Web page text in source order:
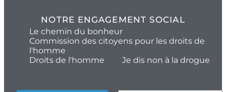
NOTRE ENGAGEMENT SOCIAL
Le chemin du bonheur
Commission des citoyens pour les droits de
l'homme
Droits de l'homme
Je dis non à la drogue